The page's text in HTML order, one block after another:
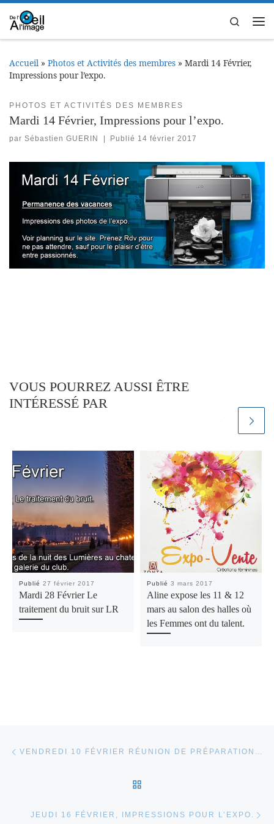
Passer au contenu
Search
Accueil » Photos et Activités des membres » Mardi 14 Février,
Impressions pour l’expo.
PHOTOS ET ACTIVITÉS DES MEMBRES
Mardi 14 Février, Impressions pour l’expo.
par Sébastien GUERIN Publié 14 février 2017
VOUS POURREZ AUSSI ÊTRE
INTÉRESSÉ PAR
Publié27 février 2017
Mardi 28 Février Le
traitement du bruit sur LR
Publié3 mars 2017
Aline expose les 11 & 12
mars au salon des halles où
les Femmes ont du talent.
VENDREDI 10 FÉVRIER RÉUNION DE PRÉPARATION DE L’EXPOSITION UNE PASSION, DES REGARDS.
JEUDI 16 FÉVRIER, IMPRESSIONS POUR L’EXPO.